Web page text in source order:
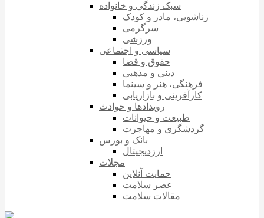
سبک زندگی و خانواده
زناشویی، مادر و کودک
سرگرمی
ورزشی
سیاسی و اجتماعی
حقوق و قضا
دینی و مذهبی
فرهنگی، هنر و سینما
کارآفرینی و بازاریابی
رویدادها و حوادث
طبیعت و حیوانات
گردشگری و مهاجرت
بانک و بورس
ارزدیجیتال
مجلات
حمایت آنلاین
عصر سلامت
مقالات سلامت